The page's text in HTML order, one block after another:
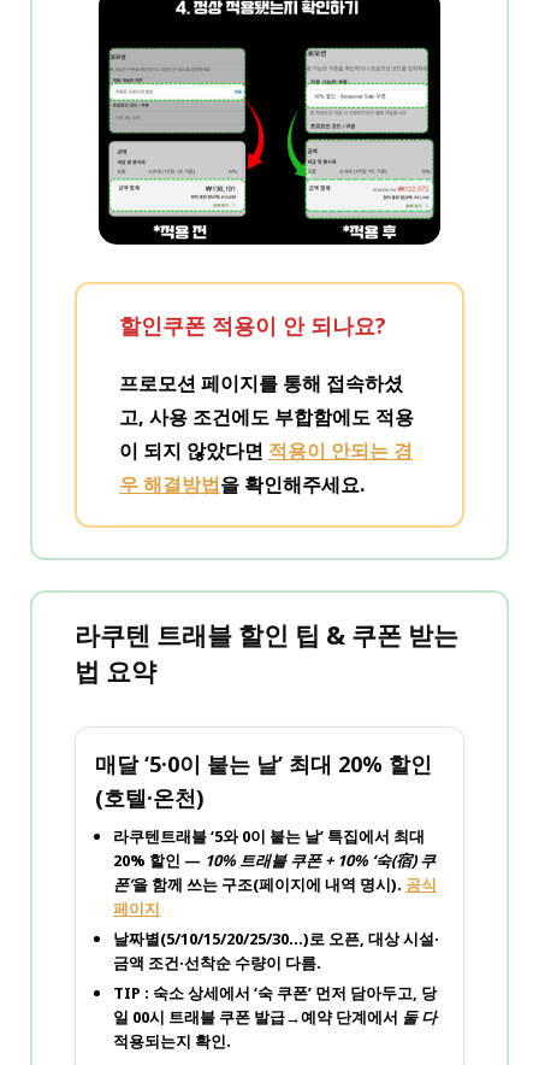
할인쿠폰 적용이 안 되나요?
프로모션 페이지를 통해 접속하셨
고, 사용 조건에도 부합함에도 적용
이 되지 않았다면 적용이 안되는 경
우 해결방법을 확인해주세요.
라쿠텐 트래블 할인 팁 & 쿠폰 받는
법 요약
매달 ‘5·0이 붙는 날’ 최대 20% 할인
(호텔·온천)
라쿠텐트래블 ‘5와 0이 붙는 날’ 특집에서 최대
20% 할인 — 10% 트래블 쿠폰 + 10% ‘숙(宿) 쿠
폰’을 함께 쓰는 구조(페이지에 내역 명시). 공식
페이지
날짜별(5/10/15/20/25/30…)로 오픈, 대상 시설·
금액 조건·선착순 수량이 다름.
TIP : 숙소 상세에서 ‘숙 쿠폰’ 먼저 담아두고, 당
일 00시 트래블 쿠폰 발급→예약 단계에서 둘 다
적용되는지 확인.